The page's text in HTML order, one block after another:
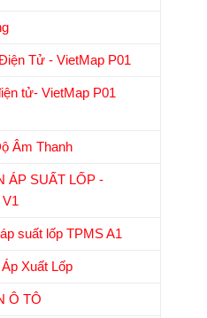
Tử - VietMap P01
tử- VietMap P01
Âm Thanh
ÁP SUẤT LỐP -
suất lốp TPMS A1
Xuất Lốp
Ô TÔ